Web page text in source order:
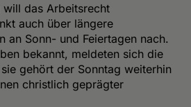
will das Arbeitsrecht
auch über längere
an Sonn- und Feiertagen nach.
bekannt, meldeten sich die
gehört der Sonntag weiterhin
christlich geprägter